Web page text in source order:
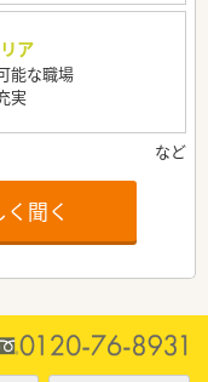
ア
能な職場
実
聞く